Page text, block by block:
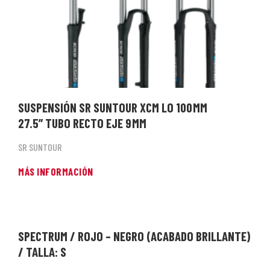
SUSPENSIÓN SR SUNTOUR XCM LO 100 MM
27.5” TUBO RECTO EJE 9 MM
SR SUNTOUR
MÁS INFORMACIÓN
SPECTRUM / ROJO – NEGRO (ACABADO BRILLANTE)
/ TALLA: S